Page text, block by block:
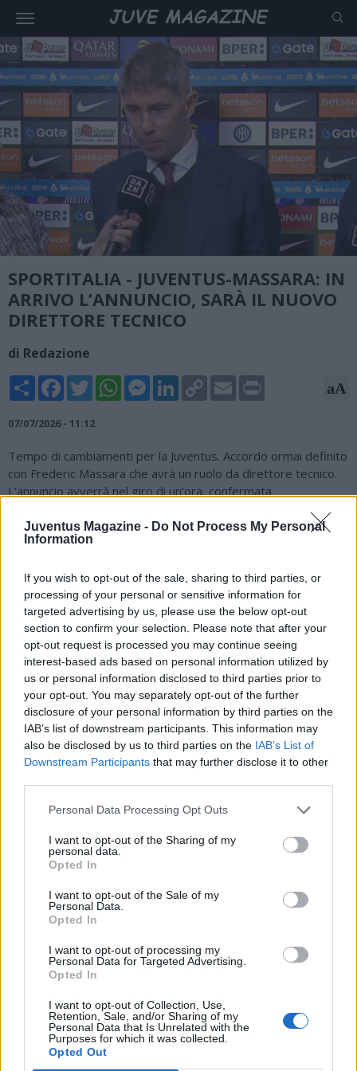
Juventus Magazine - Do Not Process My Personal
Information
If you wish to opt-out of the sale, sharing to third parties, or
processing of your personal or sensitive information for
targeted advertising by us, please use the below opt-out
section to confirm your selection. Please note that after your
opt-out request is processed you may continue seeing
interest-based ads based on personal information utilized by
us or personal information disclosed to third parties prior to
your opt-out. You may separately opt-out of the further
disclosure of your personal information by third parties on the
IAB’s list of downstream participants. This information may
also be disclosed by us to third parties on the IAB’s List of
Downstream Participants that may further disclose it to other
Personal Data Processing Opt Outs
I want to opt-out of the Sharing of my
personal data.
Opted In
I want to opt-out of the Sale of my
Personal Data.
Opted In
I want to opt-out of processing my
Personal Data for Targeted Advertising.
Opted In
I want to opt-out of Collection, Use,
Retention, Sale, and/or Sharing of my
Personal Data that Is Unrelated with the
Purposes for which it was collected.
Opted Out
SPORTITALIA - JUVENTUS-MASSARA: IN
ARRIVO L’ANNUNCIO, SARÀ IL NUOVO
DIRETTORE TECNICO
di Redazione
Share FacebookTwitterWhatsAppMessengerLinkedInCopy
Link
Email aA
07/07/2026 - 11:12
Tempo di cambiamenti per la Juventus. Accordo ormai definito
con Frederic Massara che avrà un ruolo da direttore tecnico.
L’annuncio avverrà nel giro di un’ora, confermata
Controcalcio. Già in passato Massara era stato valutato, la
stessa cosa era accaduta per Tognozzi che per il momento ha
club controllati da Marinakis. Saranno fatte valutazioni su
Modesto, già in bilico da settimane, esattamente come sono
state fatte riflessioni su Chiellini. Di sicuro la Juve, con
l’avvento di Carnevali, è attesa da una ristrutturazione per
tornare a essere competitiva.
Fonte: alfredopedulla.com
VAI ALLA VERSIONE CLASSICA
Il materiale (testo, foto e video) consultabile in questo portale è di nostra proprietà.
Alcune foto (screenshot) ed articoli presenti su "Juventus Magazine" sono in parte giunti
da internet, in quanto arrivati alla nostra attenzione attraverso regolari comunicati
stampa con immagini e testi allegati ed autorizzati alla pubblicazione, e quindi valutati